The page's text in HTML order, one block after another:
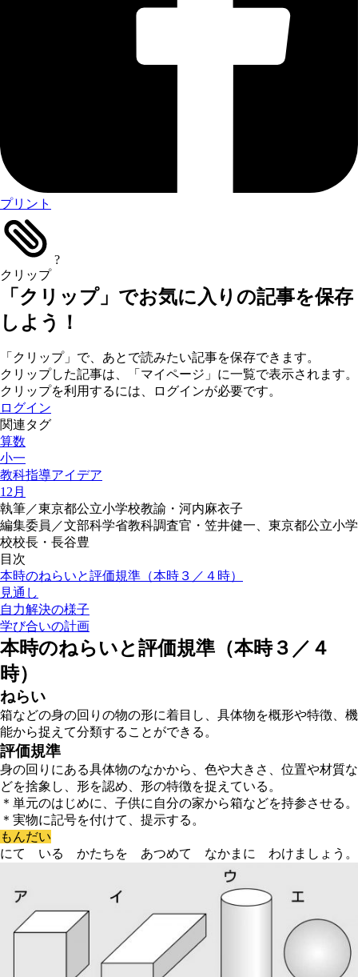
プリント
クリップ
?
「クリップ」でお気に入りの記事を保存
しよう！
「クリップ」で、あとで読みたい記事を保存できます。
クリップした記事は、「マイページ」に一覧で表示されます。
クリップを利用するには、ログインが必要です。
ログイン
関連タグ
算数
小一
教科指導アイデア
12月
執筆／東京都公立小学校教諭・河内麻衣子
編集委員／文部科学省教科調査官・笠井健一、東京都公立小学
校校長・長谷豊
目次
本時のねらいと評価規準（本時３／４時）
見通し
自力解決の様子
学び合いの計画
本時のねらいと評価規準（本時３／４
時）
ねらい
箱などの身の回りの物の形に着目し、具体物を概形や特徴、機
能から捉えて分類することができる。
評価規準
身の回りにある具体物のなかから、色や大きさ、位置や材質な
どを捨象し、形を認め、形の特徴を捉えている。
＊単元のはじめに、子供に自分の家から箱などを持参させる。
＊実物に記号を付けて、提示する。
もんだい
にて いる かたちを あつめて なかまに わけましょう。